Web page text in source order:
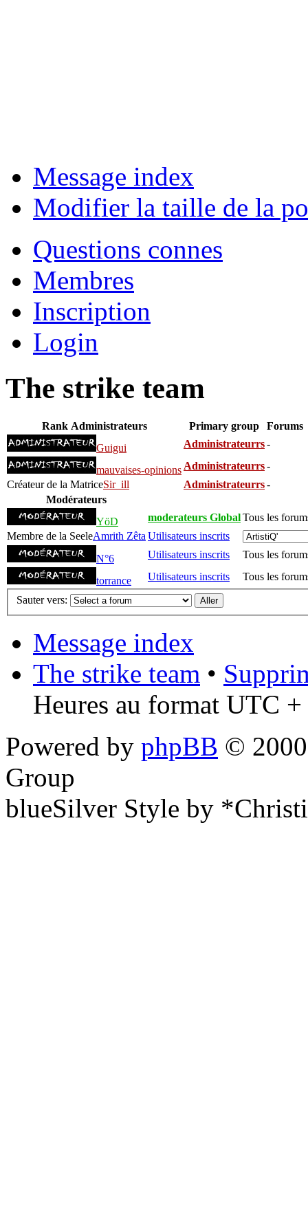
Message index
Modifier la taille de la
Questions connes
Membres
Inscription
Login
The strike team
Rank Administrateurs Primary group
Forums
Guigui
Administrateurrs-
mauvaises-opinions Administrateurrs-
Créateur de la MatriceSir_ill Administrateurrs-
Modérateurs
YöD
moderateurs GlobalTous les
Membre de la SeeleAmrith Zêta Utilisateurs inscrits
N°6
Utilisateurs inscrits Tous les
torrance Utilisateurs inscrits Tous les
Sauter vers:
Message index
The strike team •
Heures au format UTC
Powered by phpBB ©
Group
blueSilver Style by